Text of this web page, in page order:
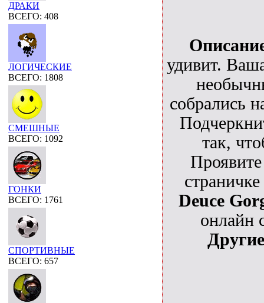
ДРАКИ
ВСЕГО: 408
ЛОГИЧЕСКИЕ
ВСЕГО: 1808
СМЕШНЫЕ
ВСЕГО: 1092
ГОНКИ
ВСЕГО: 1761
СПОРТИВНЫЕ
ВСЕГО: 657
удивит.
собрались
так,
Deuce
онлайн